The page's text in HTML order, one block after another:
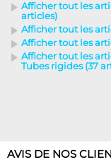
Afficher tout les
articles)
Afficher tout les
Afficher tout les
Afficher tout les
Tubes rigides (37
AVIS DE NOS